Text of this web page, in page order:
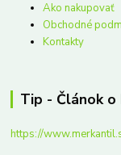
Ako nakupovať
Obchodné
Kontakty
Tip - Článok o
https://